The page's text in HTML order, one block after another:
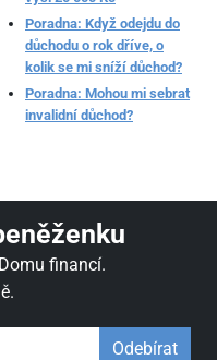
Poradna: Když odejdu do
důchodu o rok dříve, o
kolik se mi sníží důchod?
Poradna: Mohou mi sebrat
invalidní důchod?
financí.
Odebírat